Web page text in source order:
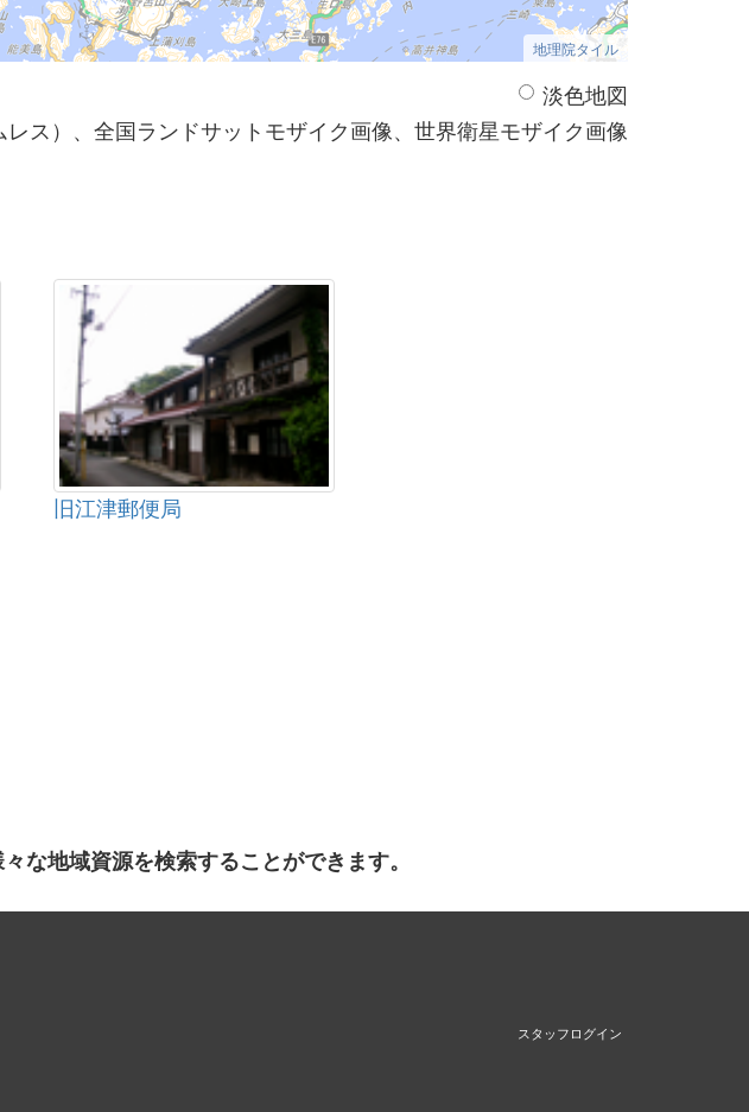
地理院タイル
淡色地図
ス）、全国ランドサットモザイク画像、世界衛星モザイク画像
旧江津郵便局
な地域資源を検索することができます。
スタッフログイン